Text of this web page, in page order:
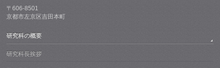
〒606-8501
京都市左京区吉田本町
研究科の概要
研究科長挨拶